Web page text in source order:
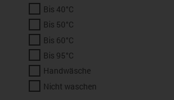
Bis 40°C
Bis 50°C
Bis 60°C
Bis 95°C
Handwäsche
Nicht waschen